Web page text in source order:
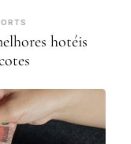
hotéis